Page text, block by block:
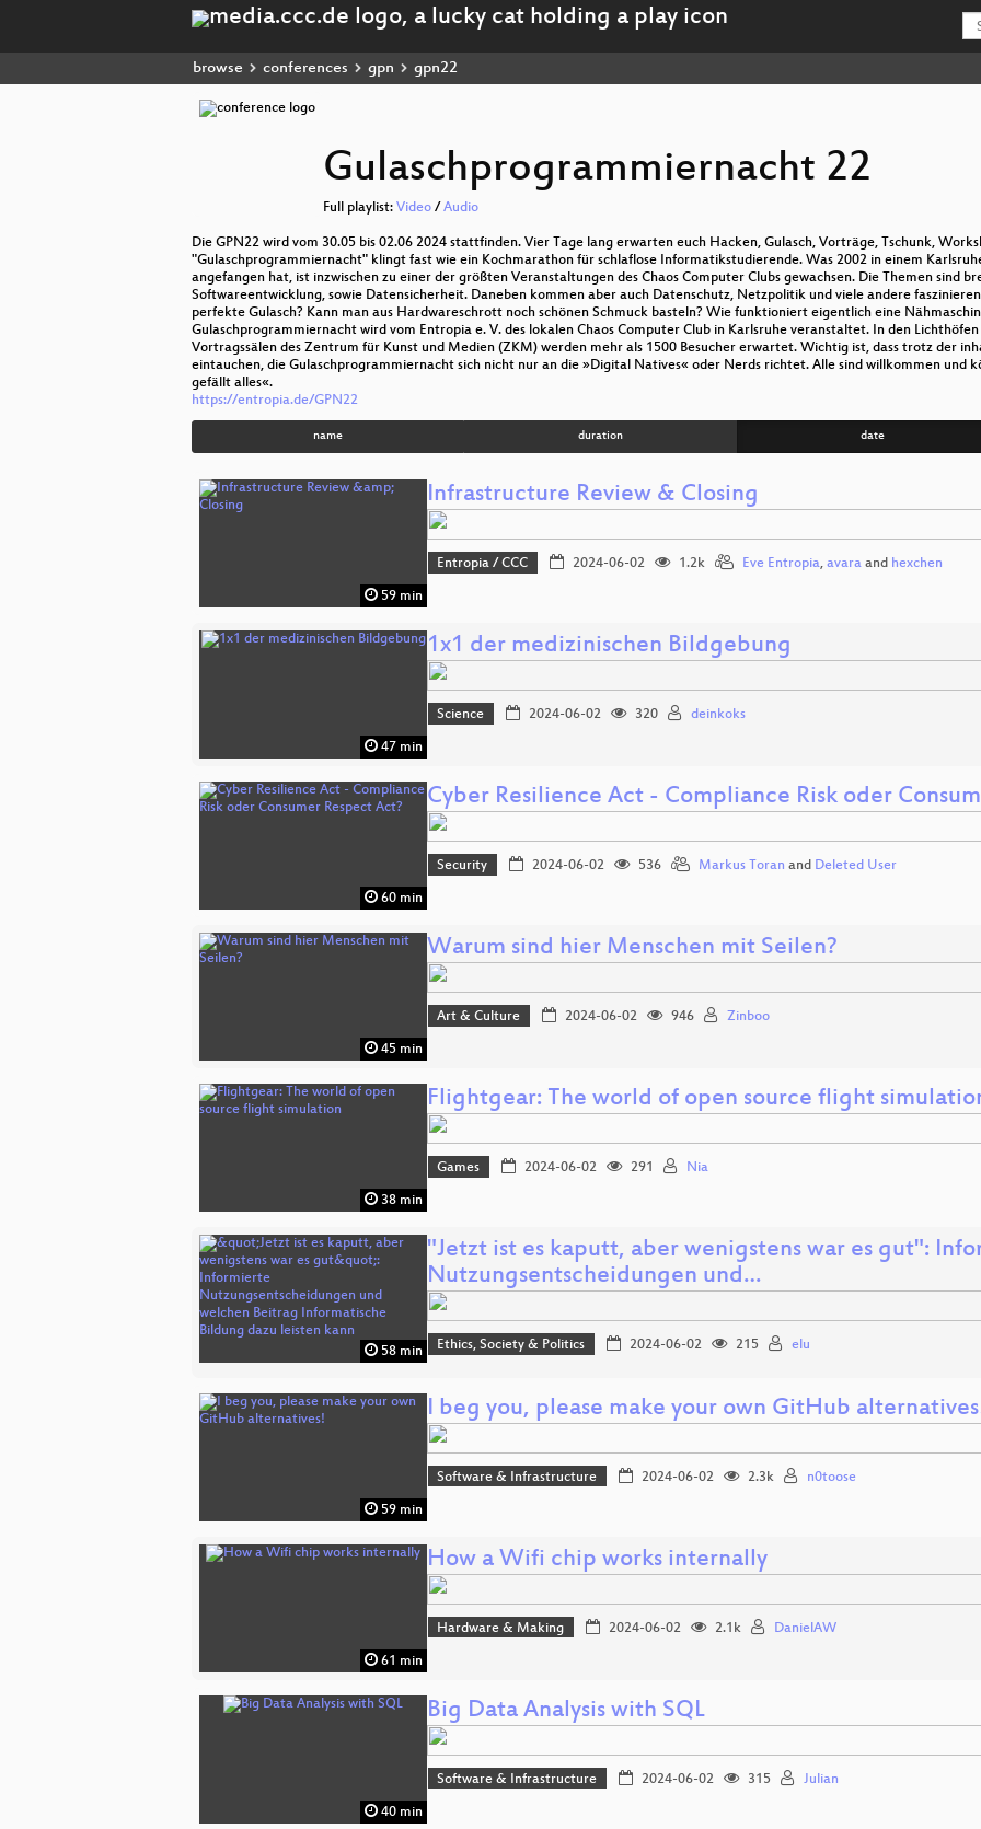
browse conferences gpn gpn22
Gulaschprogrammiernacht 22
Full playlist: Video / Audio
Die GPN22 wird vom 30.05 bis 02.06 2024 stattfinden. Vier Tage lang erwarten euch Hacken, Gulasch, Vorträge, Tschunk,
"Gulaschprogrammiernacht" klingt fast wie ein Kochmarathon für schlaflose Informatikstudierende. Was 2002 in einem
angefangen hat, ist inzwischen zu einer der größten Veranstaltungen des Chaos Computer Clubs gewachsen. Die Themen sind
Softwareentwicklung, sowie Datensicherheit. Daneben kommen aber auch Datenschutz, Netzpolitik und viele andere
perfekte Gulasch? Kann man aus Hardwareschrott noch schönen Schmuck basteln? Wie funktioniert eigentlich eine
Gulaschprogrammiernacht wird vom Entropia e. V. des lokalen Chaos Computer Club in Karlsruhe veranstaltet. In den
Vortragssälen des Zentrum für Kunst und Medien (ZKM) werden mehr als 1500 Besucher erwartet. Wichtig ist, dass trotz der
eintauchen, die Gulaschprogrammiernacht sich nicht nur an die »Digital Natives« oder Nerds richtet. Alle sind willkommen und
gefällt alles«.
https://entropia.de/GPN22
name duration date
59 min
Infrastructure Review & Closing
Entropia / CCC 2024-06-02 1.2k Eve Entropia, avaraand hexchen
47 min
1x1 der medizinischen Bildgebung
Science 2024-06-02 320 deinkoks
60 min
Cyber Resilience Act - Compliance Risk oder
Security 2024-06-02 536 Markus Toran and Deleted User
45 min
Warum sind hier Menschen mit Seilen?
Art & Culture 2024-06-02 946 Zinboo
38 min
Flightgear: The world of open source flight
Games 2024-06-02 291 Nia
58 min
"Jetzt ist es kaputt, aber wenigstens war es gut":
Nutzungsentscheidungen und…
Ethics, Society & Politics 2024-06-02 215 elu
59 min
I beg you, please make your own GitHub
Software & Infrastructure 2024-06-02 2.3k n0toose
61 min
How a Wifi chip works internally
Hardware & Making 2024-06-02 2.1k DanielAW
40 min
Big Data Analysis with SQL
Software & Infrastructure 2024-06-02 315 Julian